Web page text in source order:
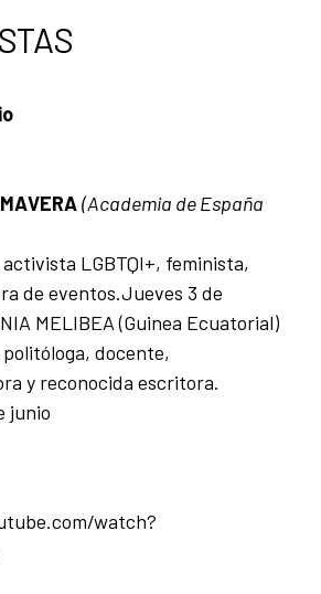
(Academia de España
LGBTQI+, feminista,
de eventos.Jueves 3 de
MELIBEA (Guinea Ecuatorial)
docente,
y reconocida escritora.
junio
watch?